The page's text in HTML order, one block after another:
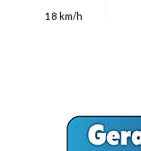
18 km/h